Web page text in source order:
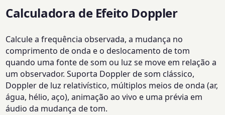
Calculadora de Efeito Doppler
Calcule a frequência observada, a mudança no
comprimento de onda e o deslocamento de tom
quando uma fonte de som ou luz se move em relação a
um observador. Suporta Doppler de som clássico,
Doppler de luz relativístico, múltiplos meios de onda (ar,
água, hélio, aço), animação ao vivo e uma prévia em
áudio da mudança de tom.